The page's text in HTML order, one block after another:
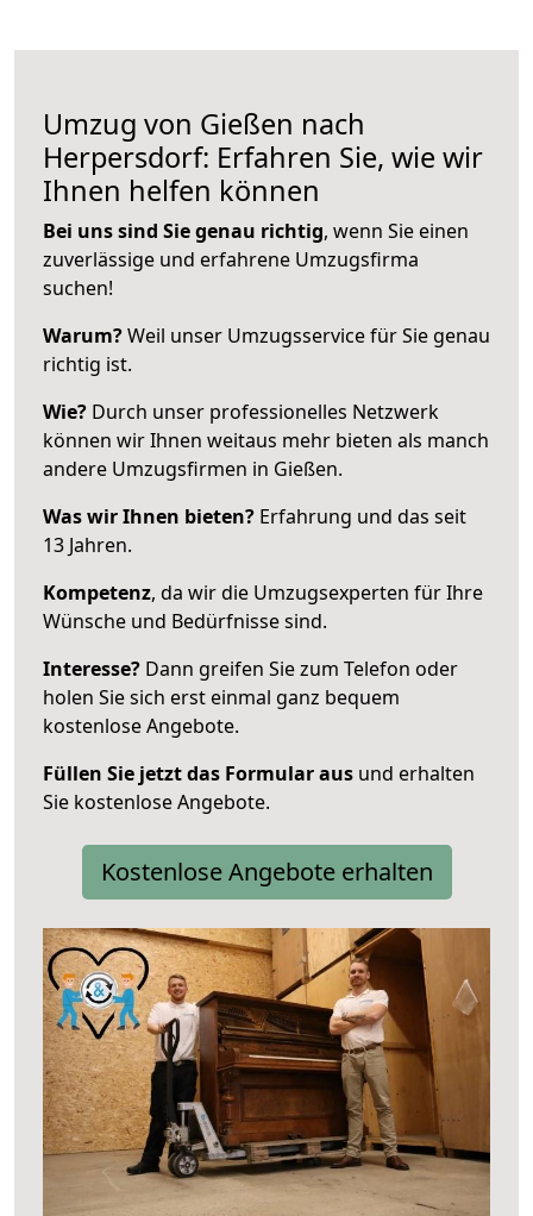
Umzug von Gießen nach
Herpersdorf: Erfahren Sie, wie wir
Ihnen helfen können
Bei uns sind Sie genau richtig, wenn Sie einen
zuverlässige und erfahrene Umzugsfirma
suchen!
Warum?Weil unser Umzugsservice für Sie genau
richtig ist.
Wie? Durch unser professionelles Netzwerk
können wir Ihnen weitaus mehr bieten als manch
andere Umzugsfirmen in Gießen.
Was wir Ihnen bieten? Erfahrung und das seit
13 Jahren.
Kompetenz, da wir die Umzugsexperten für Ihre
Wünsche und Bedürfnisse sind.
Interesse? Dann greifen Sie zum Telefon oder
holen Sie sich erst einmal ganz bequem
kostenlose Angebote.
Füllen Sie jetzt das Formular aus und erhalten
Sie kostenlose Angebote.
Kostenlose Angebote erhalten